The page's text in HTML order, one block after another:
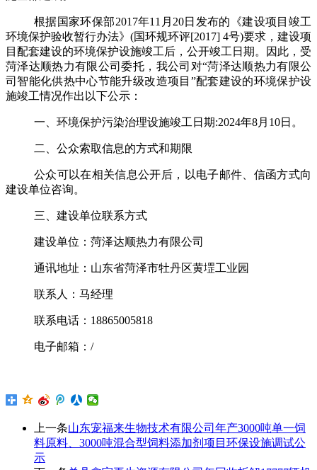
根据国家环保部2017年11 月 20日发布的《建设项目竣工
环境保护验收暂行办法》 (国环规环评[2017] 4号)要求 ，建设项
目配套建设的环境保护设施竣工后，公开竣工日期。
因此，受
菏泽达顺热力有限公司委托， 我公司对“菏泽达顺热力有限公
司智能化供热中心节能升级改造项目 ”配套建设的环境保护设
施竣工情况作出以下公示：
一、 环境保护污染治理设施竣工日期:2024年8月 10日。
二、公众索取信息的方式和期限
公众可以在相关信息公开后，以电子邮件、信函方式向
建设单位咨询。
三、建设单位联系方式
建设单位： 菏泽达顺热力有限公司
通讯地址： 山东省菏泽市牡丹区黄堽工业园
联系人： 马经理
联系电话 ： 18865005818
电子邮箱： /
上一条山东宠福来生物技术有限公司年产3000吨单一饲
料原料、3000吨混合型饲料添加剂项目环保设施调试公
示